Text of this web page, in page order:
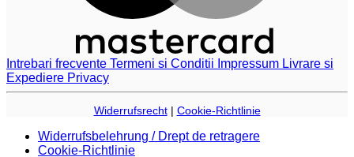
Intrebari frecvente Termeni si Conditii Impressum Livrare si
Expediere Privacy
Widerrufsrecht| Cookie-Richtlinie
Widerrufsbelehrung / Drept de retragere
Cookie-Richtlinie